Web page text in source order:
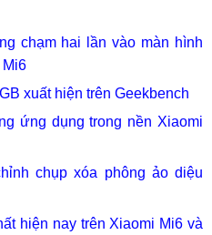
chạm hai lần vào màn hình
xuất hiện trên Geekbench
ứng dụng trong nền Xiaomi
chụp xóa phông ảo diệu
hiện nay trên Xiaomi Mi6 và